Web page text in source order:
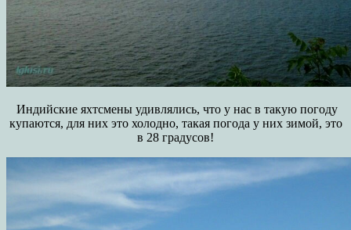
Индийские яхтсмены удивлялись, что у нас в такую погоду
купаются, для них это холодно, такая погода у них зимой, это
в 28 градусов!